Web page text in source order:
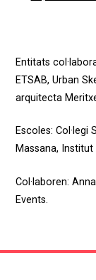
Entitats
ETSAB, Urban
arquitecta
Escoles: Col·legi
Massana, Institut
Col·laboren:
Events.